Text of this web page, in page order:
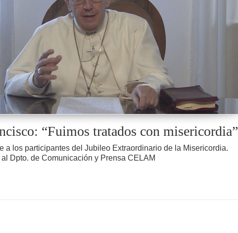
“Fuimos tratados con misericordia”
a los participantes del Jubileo Extraordinario de la Misericordia.
Dpto. de Comunicación y Prensa CELAM